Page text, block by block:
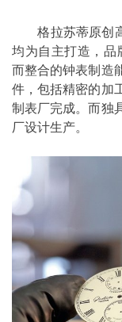
格拉苏蒂原创高
均为自主打造，品
而整合的钟表制造
件，包括精密的加
制表厂完成。而独
厂设计生产。